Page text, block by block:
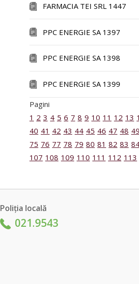
FARMACIA TEI SRL 1447
PPC ENERGIE SA 1397
PPC ENERGIE SA 1398
PPC ENERGIE SA 1399
Pagini
1 2 3 4 5 6 7 8 9 10 11 12 13
40 41 42 43 44 45 46 47 48 49
75 76 77 78 79 80 81 82 83
107 108 109 110 111 112 113
Poliția locală
021.9543